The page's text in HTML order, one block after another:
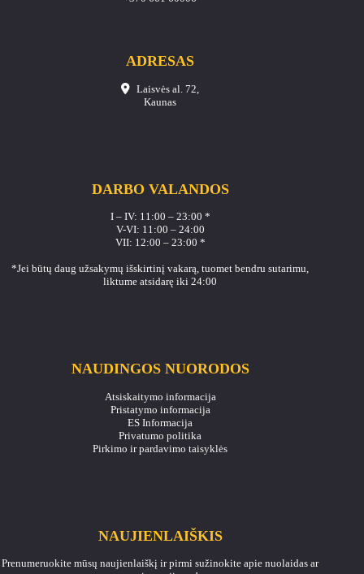
ADRESAS
Laisvės al. 72,
Kaunas
DARBO VALANDOS
I – IV: 11:00 – 23:00 *
V-VI: 11:00 – 24:00
VII: 12:00 – 23:00 *
*Jei būtų daug užsakymų išskirtinį vakarą, tuomet bendru sutarimu,
liktume atsidarę iki 24:00
NAUDINGOS NUORODOS
Atsiskaitymo informacija
Pristatymo informacija
ES Informacija
Privatumo politika
Pirkimo ir pardavimo taisyklės
NAUJIENLAIŠKIS
Prenumeruokite mūsų naujienlaiškį ir pirmi sužinokite apie nuolaidas ar